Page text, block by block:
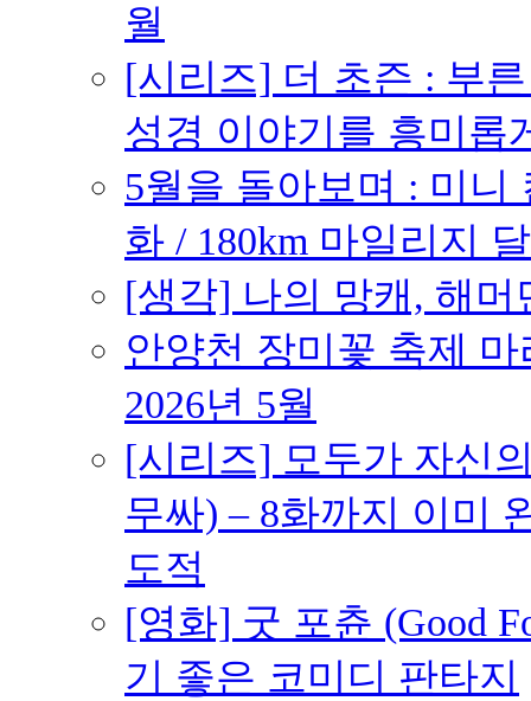
월
[시리즈] 더 초즌 : 부른
성경 이야기를 흥미롭
5월을 돌아보며 : 미니
화 / 180km 마일리지
[생각] 나의 망캐, 해머
안양천 장미꽃 축제
2026년 5월
[시리즈] 모두가 자신
무싸) – 8화까지 이미
도적
[영화] 굿 포츈 (Good
기 좋은 코미디 판타지